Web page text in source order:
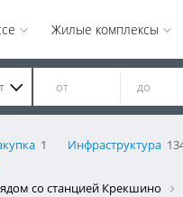
Жилые комплексы
1 Инфраструктура
со станцией Крекшино